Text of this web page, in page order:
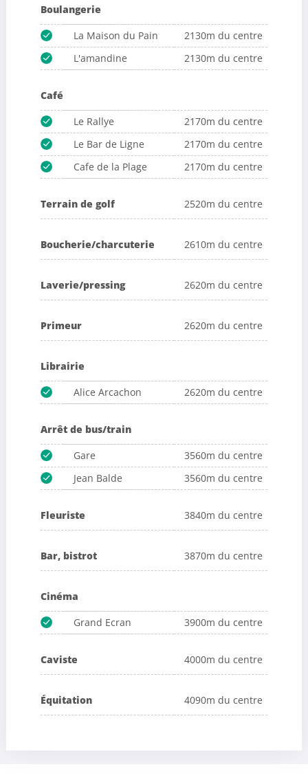
Boulangerie
La Maison du Pain
2130m du centre
L'amandine
2130m du centre
Café
Le Rallye
2170m du centre
Le Bar de Ligne
2170m du centre
Cafe de la Plage
2170m du centre
Terrain de golf 2520m du centre
Boucherie/charcuterie 2610m du centre
Laverie/pressing 2620m du centre
Primeur 2620m du centre
Librairie
Alice Arcachon
2620m du centre
Arrêt de bus/train
Gare
3560m du centre
Jean Balde
3560m du centre
Fleuriste 3840m du centre
Bar, bistrot 3870m du centre
Cinéma
Grand Ecran
3900m du centre
Caviste 4000m du centre
Équitation 4090m du centre